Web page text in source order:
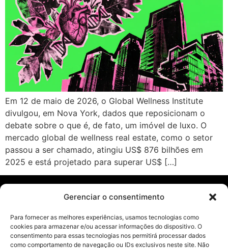
Gerenciar o consentimento
Para fornecer as melhores experiências, usamos tecnologias como
cookies para armazenar e/ou acessar informações do dispositivo. O
consentimento para essas tecnologias nos permitirá processar dados
como comportamento de navegação ou IDs exclusivos neste site. Não
Em 12 de maio de 2026, o Global Wellness Institute
divulgou, em Nova York, dados que reposicionam o
debate sobre o que é, de fato, um imóvel de luxo. O
mercado global de wellness real estate, como o setor
passou a ser chamado, atingiu US$ 876 bilhões em
2025 e está projetado para superar US$ […]
Páginas
Blog
Livros